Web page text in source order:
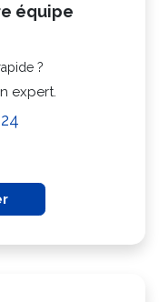
équipe
?
expert.